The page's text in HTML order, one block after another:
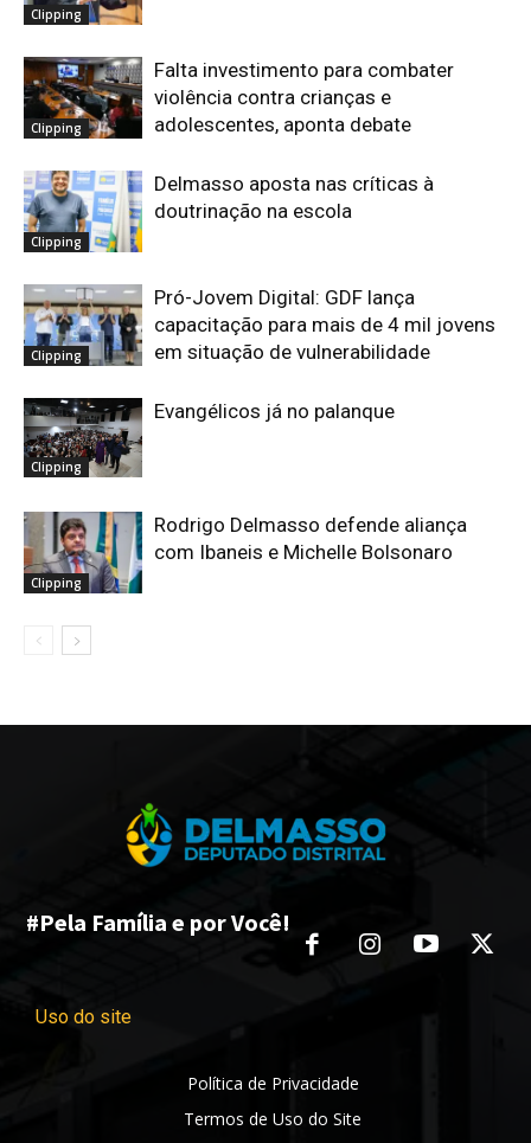
Clipping
Clipping
Falta investimento para combater
violência contra crianças e
adolescentes, aponta debate
Clipping
Delmasso aposta nas críticas à
doutrinação na escola
Clipping
Pró-Jovem Digital: GDF lança
capacitação para mais de 4 mil jovens
em situação de vulnerabilidade
Clipping
Evangélicos já no palanque
Clipping
Rodrigo Delmasso defende aliança
com Ibaneis e Michelle Bolsonaro
#Pela Família e por Você!
Uso do site
Política de Privacidade
Termos de Uso do Site